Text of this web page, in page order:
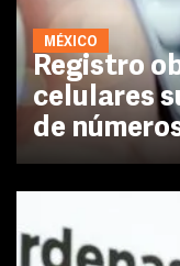
MÉXICO
Registro
celulares
de